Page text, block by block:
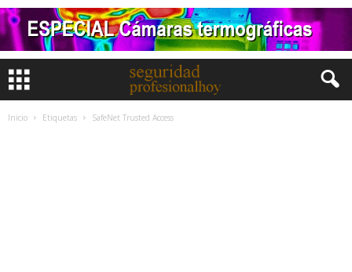
Inicio Etiquetas SafeNet Trusted Access